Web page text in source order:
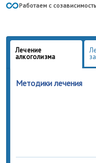
центре «ДАР», являются
Обращайтесь в нашу
гармонии и душевного
Работаем с
Лечение
алкоголизма
Методики лечения